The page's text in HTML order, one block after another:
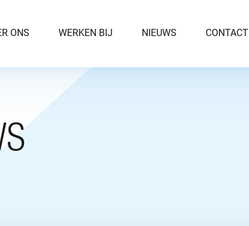
ONS WERKEN BIJ NIEUWS CONTACT